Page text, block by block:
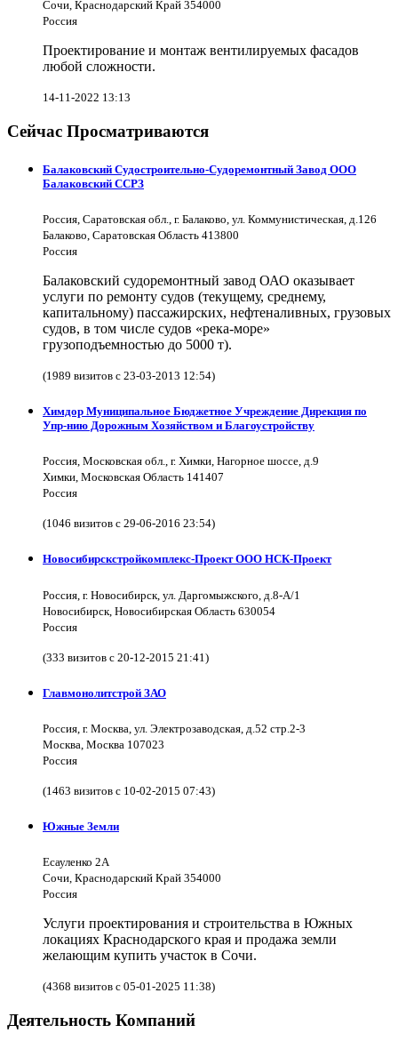
Сочи, Краснодарский Край 354000
Россия
Проектирование и монтаж вентилируемых фасадов
любой сложности.
14-11-2022 13:13
Сейчас Просматриваются
Балаковский Судостроительно-Судоремонтный Завод ООО
Балаковский ССРЗ
Россия, Саратовская обл., г. Балаково, ул. Коммунистическая, д.126
Балаково, Саратовская Область 413800
Россия
Балаковский судоремонтный завод ОАО оказывает
услуги по ремонту судов (текущему, среднему,
капитальному) пассажирских, нефтеналивных, грузовых
судов, в том числе судов «река-море»
грузоподъемностью до 5000 т).
(1989 визитов с 23-03-2013 12:54)
Химдор Муниципальное Бюджетное Учреждение Дирекция по
Упр-нию Дорожным Хозяйством и Благоустройству
Россия, Московская обл., г. Химки, Нагорное шоссе, д.9
Химки, Московская Область 141407
Россия
(1046 визитов с 29-06-2016 23:54)
Новосибирскстройкомплекс-Проект ООО НСК-Проект
Россия, г. Новосибирск, ул. Даргомыжского, д.8-А/1
Новосибирск, Новосибирская Область 630054
Россия
(333 визитов с 20-12-2015 21:41)
Главмонолитстрой ЗАО
Россия, г. Москва, ул. Электрозаводская, д.52 стр.2-3
Москва, Москва 107023
Россия
(1463 визитов с 10-02-2015 07:43)
Южные Земли
Есауленко 2А
Сочи, Краснодарский Край 354000
Россия
Услуги проектирования и строительства в Южных
локациях Краснодарского края и продажа земли
желающим купить участок в Сочи.
(4368 визитов с 05-01-2025 11:38)
Деятельность Компаний